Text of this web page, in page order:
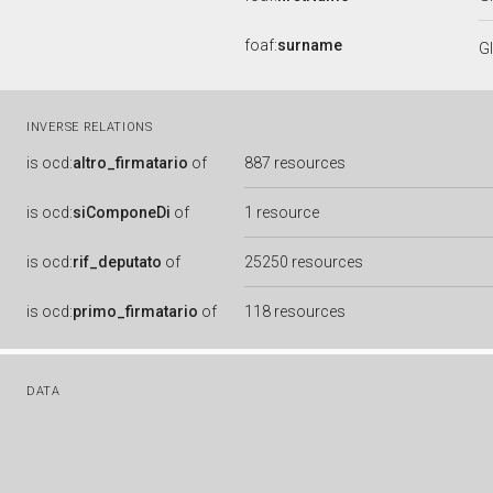
foaf:surname
INVERSE RELATIONS
is ocd:altro_firmatario of 887 resources
is ocd:siComponeDi of 1 resource
is ocd:rif_deputato of 25250 resources
is ocd:primo_firmatario of 118 resources
DATA